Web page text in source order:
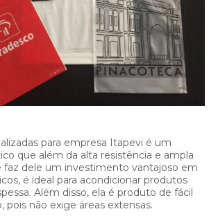
para empresa Itapevi é um
que além da alta resistência e ampla
faz dele um investimento vantajoso em
é ideal para acondicionar produtos
Além disso, ela é produto de fácil
pois não exige áreas extensas.